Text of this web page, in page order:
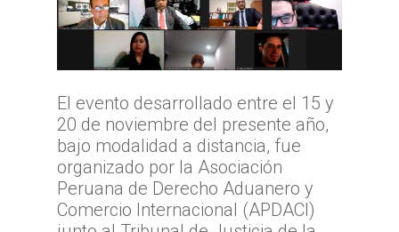
El evento desarrollado entre el 15 y
20 de noviembre del presente año,
bajo modalidad a distancia, fue
organizado por la Asociación
Peruana de Derecho Aduanero y
Comercio Internacional (APDACI)